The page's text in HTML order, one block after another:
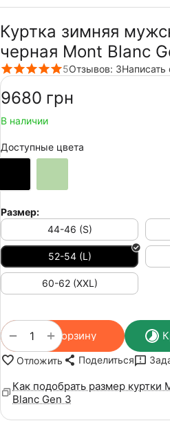
Куртка зимняя
черная Mont Blanc
5Отзывов: 3Написать
‍9680‍ грн
В наличии
Доступные цвета
Размер:
44-46 (S)
52-54 (L)
60-62 (XXL)
+
− В корзину
Отложить Поделиться
Как подобрать размер куртки
Blanc Gen 3